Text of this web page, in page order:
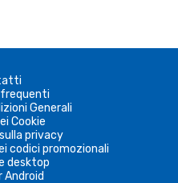
frequenti
Generali
Cookie
privacy
codici promozionali
desktop
Android